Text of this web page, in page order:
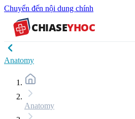
Chuyển đến nội dung chính
CHIASEYHOC
Anatomy
Anatomy